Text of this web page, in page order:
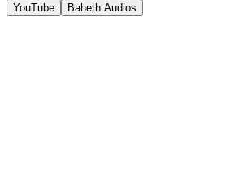
YouTube Baheth Audios